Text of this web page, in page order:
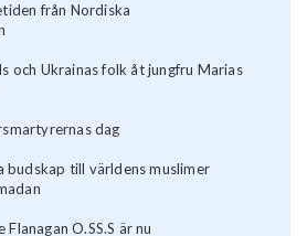
från Nordiska
och Ukrainas folk åt jungfru Marias
dag
budskap till världens muslimer
O.SS.S är nu